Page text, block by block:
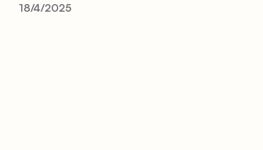
18/4/2025